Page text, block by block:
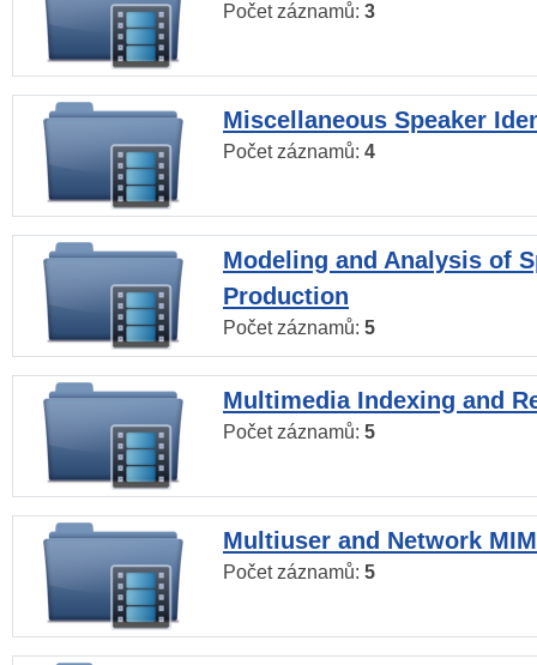
Počet záznamů: 3
Miscellaneous Speaker
Počet záznamů: 4
Modeling and Analysis of
Production
Počet záznamů: 5
Multimedia Indexing and
Počet záznamů: 5
Multiuser and Network
Počet záznamů: 5